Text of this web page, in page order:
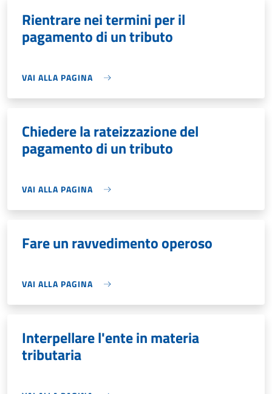
Rientrare nei termini per il
pagamento di un tributo
VAI ALLA PAGINA
Chiedere la rateizzazione del
pagamento di un tributo
VAI ALLA PAGINA
Fare un ravvedimento operoso
VAI ALLA PAGINA
Interpellare l'ente in materia
tributaria